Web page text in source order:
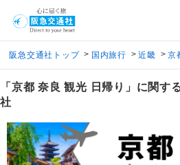
阪急交通社トップ > 国内旅行 > 近畿 > 京
「京都 奈良 観光 日帰り」に関す
社